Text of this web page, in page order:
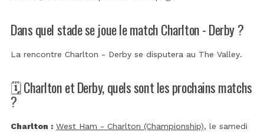
Dans quel stade se joue le match Charlton - Derby ?
La rencontre Charlton - Derby se disputera au The Valley.
🗓️ Charlton et Derby, quels sont les prochains matchs
?
Charlton : West Ham - Charlton (Championship), le samedi